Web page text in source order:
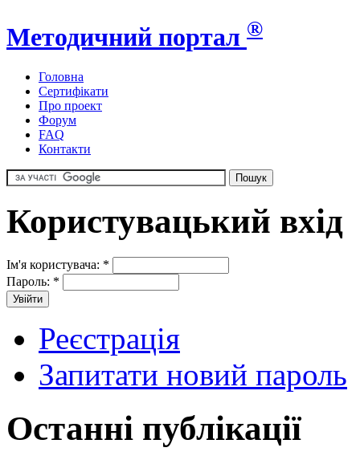
Методичний портал ®
Головна
Сертифікати
Про проект
Форум
FAQ
Контакти
Користувацький вхід
Ім'я користувача: *
Пароль: *
Реєстрація
Запитати новий пароль
Останні публікації